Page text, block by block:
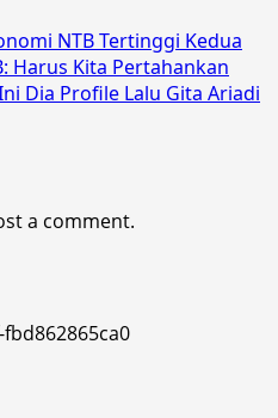
NTB Tertinggi Kedua
Harus Kita Pertahankan
Dia Profile Lalu Gita Ariadi
a comment.